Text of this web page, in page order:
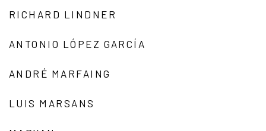
RICHARD LINDNER
ANTONIO LÓPEZ GARCÍA
ANDRÉ MARFAING
LUIS MARSANS